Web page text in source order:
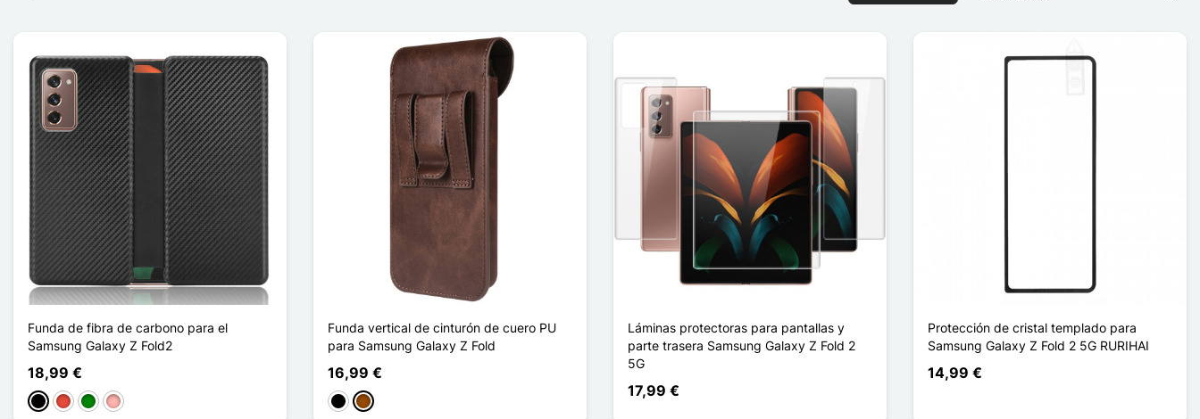
Funda de fibra de carbono para el
Samsung Galaxy Z Fold2
18,99 €
NegroRojoVerdeOro rosa
Funda vertical de cinturón de cuero PU
para Samsung Galaxy Z Fold
16,99 €
NegroMarrón
Láminas protectoras para pantallas y
parte trasera Samsung Galaxy Z Fold 2
5G
17,99 €
Protección de cristal templado para
Samsung Galaxy Z Fold 2 5G RURIHAI
14,99 €